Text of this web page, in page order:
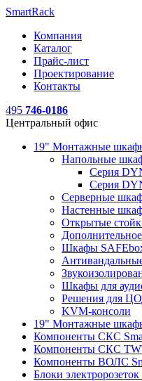
SmartRack
Компания
Каталог
Прайс-лист
Проектирование
Контакты
495 746-0186
Центральный офис
19" Монтажные
Напольные
Серия
Серия
Серверные
Настенные
Открытые
Шкафы
Шкафы для
Решения для
KVM-консоли
19" Монтажные
Компоненты СКС
Компоненты СКС
Компоненты ВОЛС
Блоки